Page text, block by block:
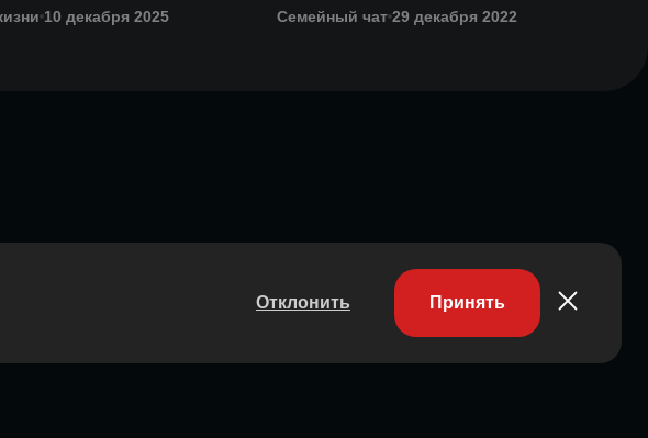
10 декабря 2025 Семейный чат 29 декабря 2022
Отклонить Принять